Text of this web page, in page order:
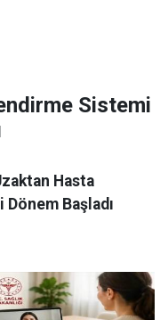
Sistemi
Hasta
Başladı